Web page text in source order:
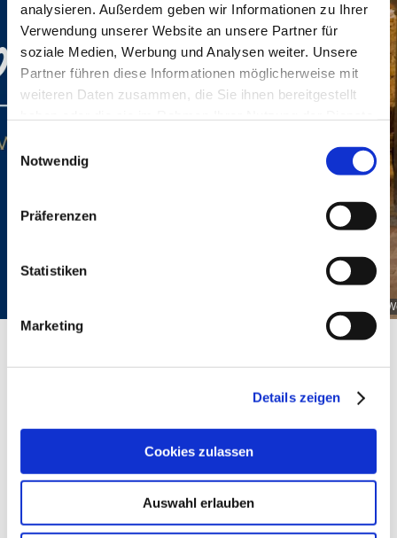
analysieren. Außerdem geben wir Informationen zu Ihrer
Verwendung unserer Website an unsere Partner für
soziale Medien, Werbung und Analysen weiter. Unsere
Partner führen diese Informationen möglicherweise mit
weiteren Daten zusammen, die Sie ihnen bereitgestellt
Einwilligungsauswahl
Notwendig
Präferenzen
Statistiken
Marketing
Details zeigen
Cookies zulassen
Auswahl erlauben
Kontaktinformationen:
Weingut Schwanhof Schuppert
Bärbel und Will Schuppert